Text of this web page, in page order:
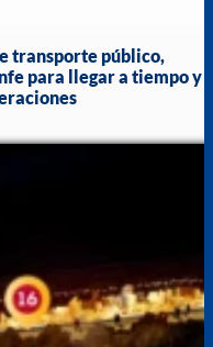
transporte público,
para llegar a tiempo y